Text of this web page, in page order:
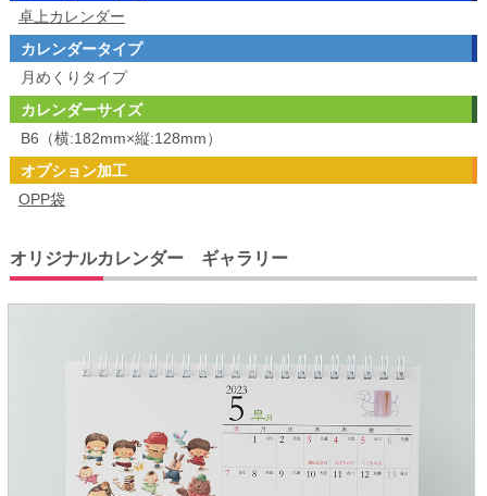
卓上カレンダー
カレンダータイプ
月めくりタイプ
カレンダーサイズ
B6（横:182mm×縦:128mm）
オプション加工
OPP袋
オリジナルカレンダー ギャラリー